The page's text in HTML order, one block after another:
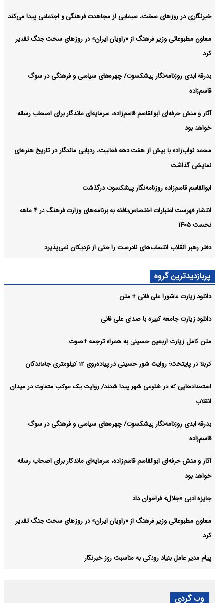
خبرنگاری در روزهای سخت، سیمایی از مجاهدت فرهنگی و اجتماعی پیدا می‌کند
معاون مطبوعاتی وزیر فرهنگ از «راویان ایران» در روزهای سخت جنگ تقدیر
کرد
بدرقه ابدی روزنامه‌نگار پیشکسوت/ چهره‌های سیاسی و فرهنگی در سوگ
قاسم‌زاده
آثار و منش حرفه‌ای ابوالقاسم قاسم‌زاده، سرمایه‌ای ماندگار برای اصحاب رسانه
خواهد بود
محمد نواب‌زاده با بیش از هفت دهه فعالیت، ردپایی ماندگار در تاریخ هنرهای
نمایشی گذاشت
ابوالقاسم قاسم‌زاده روزنامه‌نگار پیشکسوت درگذشت
انتشار فهرست اعتبارات اختصاص‌یافته به برنامه‌های وزارت فرهنگ در ۴ ماهه
نخست ۱۴۰۵
دفتر رهبر انقلاب انتساب‌های نادرست را حتی از نزدیکان نمی‌پذیرد
پربازدیدترین گروه
دانلود زیارت عاشورا علی فانی + متن
دانلود زیارت جامعه کبیره با صدای علی فانی
متن کامل زیارت اربعین حسینی به همراه ترجمه +صوت
کربلا در پایتخت؛ روایت شور حسینی در پیاده‌روی ۱۲ کیلومتری جاماندگان
استعدادهایی که در شلوغی شهر پیدا شدند/ روایت یک موکب متفاوت در میدان
انقلاب
بدرقه ابدی روزنامه‌نگار پیشکسوت/ چهره‌های سیاسی و فرهنگی در سوگ
قاسم‌زاده
آثار و منش حرفه‌ای ابوالقاسم قاسم‌زاده، سرمایه‌ای ماندگار برای اصحاب رسانه
خواهد بود
جایزه ادبی «جلال» فراخوان داد
معاون مطبوعاتی وزیر فرهنگ از «راویان ایران» در روزهای سخت جنگ تقدیر
کرد
پیام مدیر عامل بنیاد رودکی به مناسبت روز خبرنگار
وب گردی